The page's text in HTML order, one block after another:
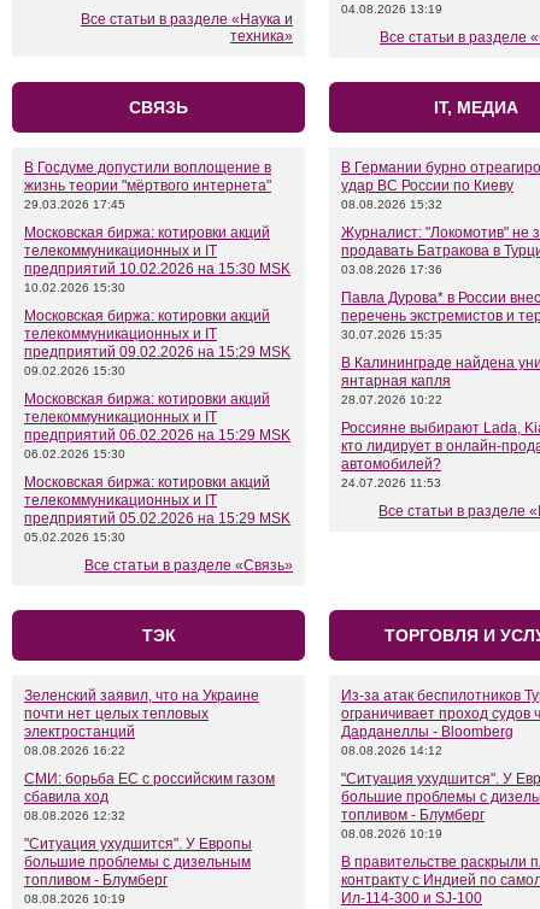
Все статьи в разделе «Наука и
техника»
04.08.2026 13:19
Все статьи в разделе
СВЯЗЬ
В Госдуме допустили воплощение в
жизнь теории "мёртвого интернета"
29.03.2026 17:45
Московская биржа: котировки акций
телекоммуникационных и IT
предприятий 10.02.2026 на 15:30 MSK
10.02.2026 15:30
Московская биржа: котировки акций
телекоммуникационных и IT
предприятий 09.02.2026 на 15:29 MSK
09.02.2026 15:30
Московская биржа: котировки акций
телекоммуникационных и IT
предприятий 06.02.2026 на 15:29 MSK
06.02.2026 15:30
Московская биржа: котировки акций
телекоммуникационных и IT
предприятий 05.02.2026 на 15:29 MSK
05.02.2026 15:30
Все статьи в разделе «Связь»
IT, МЕДИА
В Германии бурно
удар ВС России по Киеву
08.08.2026 15:32
Журналист: "Локомотив" не
продавать Батракова в
03.08.2026 17:36
Павла Дурова* в России
перечень экстремистов и
30.07.2026 15:35
В Калининграде найдена
янтарная капля
28.07.2026 10:22
Россияне выбирают Lada,
кто лидирует в онлайн-
автомобилей?
24.07.2026 11:53
Все статьи в разделе
ТЭК
Зеленский заявил, что на Украине
почти нет целых тепловых
электростанций
08.08.2026 16:22
СМИ: борьба ЕС с российским газом
сбавила ход
08.08.2026 12:32
"Ситуация ухудшится". У Европы
большие проблемы с дизельным
топливом - Блумберг
08.08.2026 10:19
ТОРГОВЛЯ И
Из-за атак беспилотников
ограничивает проход судов
Дарданеллы - Bloomberg
08.08.2026 14:12
"Ситуация ухудшится". У
большие проблемы с
топливом - Блумберг
08.08.2026 10:19
В правительстве раскрыли
контракту с Индией по
Ил-114-300 и SJ-100